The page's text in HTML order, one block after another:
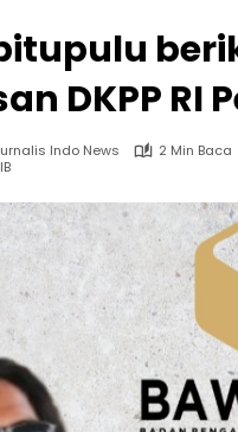
DKPP RI
Indo News
2 Min Baca